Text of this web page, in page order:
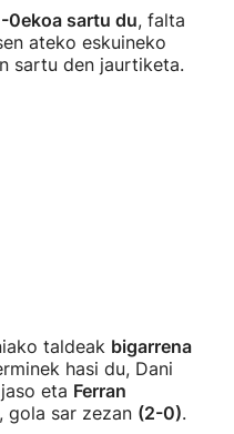
0ekoa sartu du, falta
ateko eskuineko
sartu den jaurtiketa.
taldeak bigarrena
hasi du, Dani
eta Ferran
gola sar zezan (2-0).